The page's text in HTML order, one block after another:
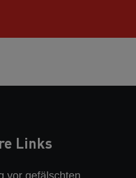
Links
vor gefälschten